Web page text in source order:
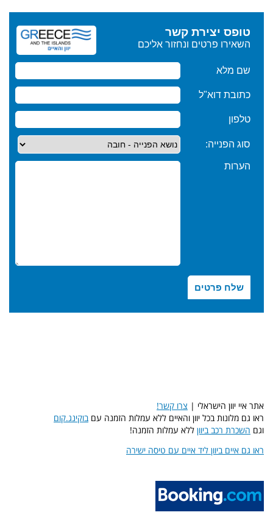
אתר איי יוון הישראלי | צרו קשר!
ראו גם מלונות בכל יוון והאיים ללא עמלות הזמנה עם בוקינג.קום
וגם השכרת רכב ביוון ללא עמלות הזמנה!
ראו גם איים ביוון ליד איים עם טיסה ישירה